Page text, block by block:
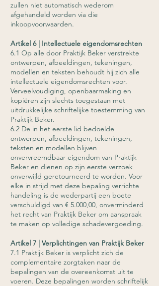
zullen niet automatisch wederom
afgehandeld worden via die
inkoopvoorwaarden.
Artikel 6 | Intellectuele eigendomsrechten
6.1 Op alle door Praktijk Beker verstrekte
ontwerpen, afbeeldingen, tekeningen,
modellen en teksten behoudt hij zich alle
intellectuele eigendomsrechten voor.
Verveelvoudiging, openbaarmaking en
kopiëren zijn slechts toegestaan met
uitdrukkelijke schriftelijke toestemming van
Praktijk Beker.
6.2 De in het eerste lid bedoelde
ontwerpen, afbeeldingen, tekeningen,
teksten en modellen blijven
onvervreemdbaar eigendom van Praktijk
Beker en dienen op zijn eerste verzoek
onverwijld geretourneerd te worden. Voor
elke in strijd met deze bepaling verrichte
handeling is de wederpartij een boete
verschuldigd van € 5.000,00, onverminderd
het recht van Praktijk Beker om aanspraak
te maken op volledige schadevergoeding.
Artikel 7 | Verplichtingen van Praktijk Beker
7.1 Praktijk Beker is verplicht zich de
complementaire zorgtaken naar de
bepalingen van de overeenkomst uit te
voeren. Deze bepalingen worden schriftelijk